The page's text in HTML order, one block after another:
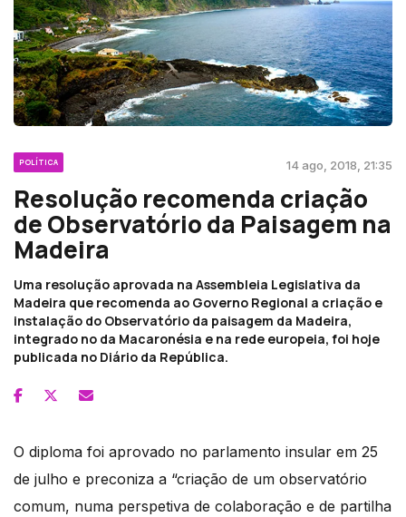
POLÍTICA 14 ago, 2018, 21:35
Resolução recomenda criação
de Observatório da Paisagem na
Madeira
Uma resolução aprovada na Assembleia Legislativa da
Madeira que recomenda ao Governo Regional a criação e
instalação do Observatório da paisagem da Madeira,
integrado no da Macaronésia e na rede europeia, foi hoje
publicada no Diário da República.
O diploma foi aprovado no parlamento insular em 25
de julho e preconiza a “criação de um observatório
comum, numa perspetiva de colaboração e de partilha